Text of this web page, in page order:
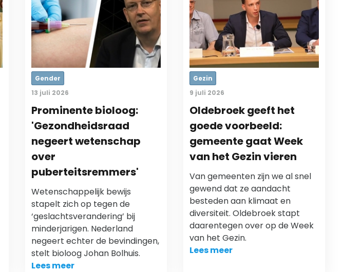
Gender
13 juli 2026
Prominente bioloog:
'Gezondheidsraad
negeert wetenschap
over
puberteitsremmers'
Wetenschappelijk bewijs
stapelt zich op tegen de
‘geslachtsverandering’ bij
minderjarigen. Nederland
negeert echter de bevindingen,
stelt bioloog Johan Bolhuis.
Lees meer
Gezin
9 juli 2026
Oldebroek geeft het
goede voorbeeld:
gemeente gaat Week
van het Gezin vieren
Van gemeenten zijn we al snel
gewend dat ze aandacht
besteden aan klimaat en
diversiteit. Oldebroek stapt
daarentegen over op de Week
van het Gezin.
Lees meer